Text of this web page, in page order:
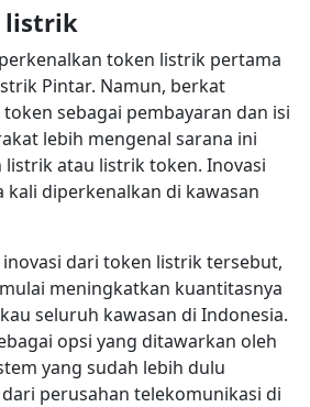
listrik
token listrik pertama
Pintar. Namun, berkat
sebagai pembayaran dan isi
lebih mengenal sarana ini
atau listrik token. Inovasi
kali diperkenalkan di kawasan
dari token listrik tersebut,
meningkatkan kuantitasnya
seluruh kawasan di Indonesia.
opsi yang ditawarkan oleh
yang sudah lebih dulu
perusahan telekomunikasi di